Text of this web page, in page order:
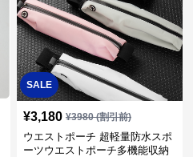
SALE
¥3,180 ¥3980(割引前)
ウエストポーチ 超軽量防水スポ
ーツウエストポーチ多機能収納